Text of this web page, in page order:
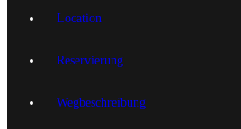
Location
Reservierung
Wegbeschreibung